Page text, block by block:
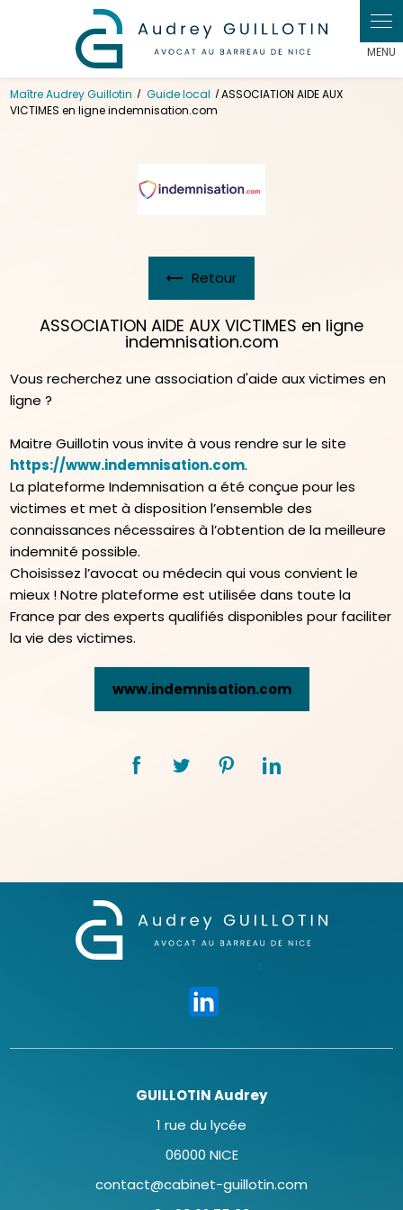
Maître Audrey Guillotin Guide local
ASSOCIATION AIDE AUX
VICTIMES en ligne indemnisation.com
Retour
ASSOCIATION AIDE AUX VICTIMES en ligne
indemnisation.com
Vous recherchez une association d'aide aux victimes en
ligne ?
Maitre Guillotin vous invite à vous rendre sur le site
https://www.indemnisation.com.
La plateforme Indemnisation a été conçue pour les
victimes et met à disposition l’ensemble des
connaissances nécessaires à l’obtention de la meilleure
indemnité possible.
Choisissez l’avocat ou médecin qui vous convient le
mieux ! Notre plateforme est utilisée dans toute la
France par des experts qualifiés disponibles pour faciliter
la vie des victimes.
www.indemnisation.com
GUILLOTIN Audrey
1 rue du lycée
06000 NICE
contact@cabinet-guillotin.com
Panneau de gestion des cookies